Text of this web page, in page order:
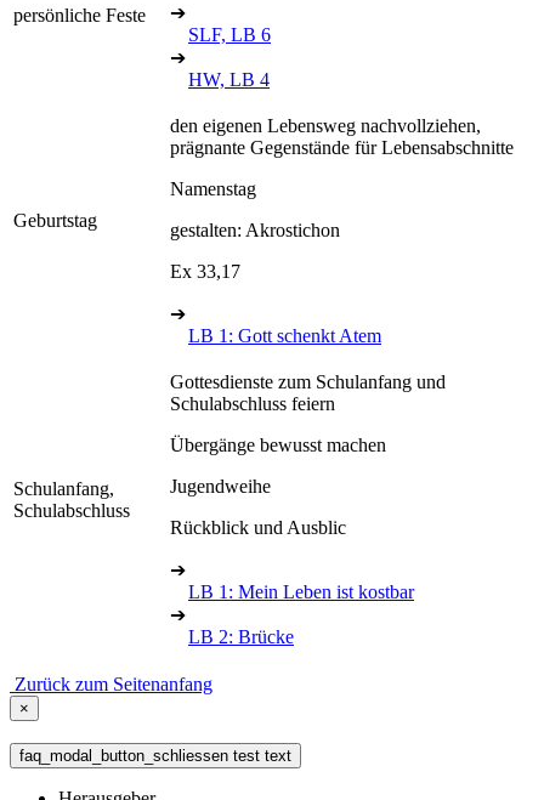
persönliche Feste
➔
SLF, LB 6
➔
HW, LB 4
Geburtstag
den eigenen Lebensweg nachvollziehen,
prägnante Gegenstände für Lebensabschnitte
Namenstag
gestalten: Akrostichon
Ex 33,17
➔
LB 1: Gott schenkt Atem
Schulanfang,
Schulabschluss
Gottesdienste zum Schulanfang und
Schulabschluss feiern
Übergänge bewusst machen
Jugendweihe
Rückblick und Ausblic
➔
LB 1: Mein Leben ist kostbar
➔
LB 2: Brücke
Zurück zum Seitenanfang
×
faq_modal_button_schliessen test text